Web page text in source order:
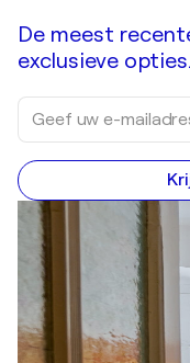
De meest
exclusieve opties.